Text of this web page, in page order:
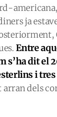
ja
Entre
s’ha dit el
i
arran dels